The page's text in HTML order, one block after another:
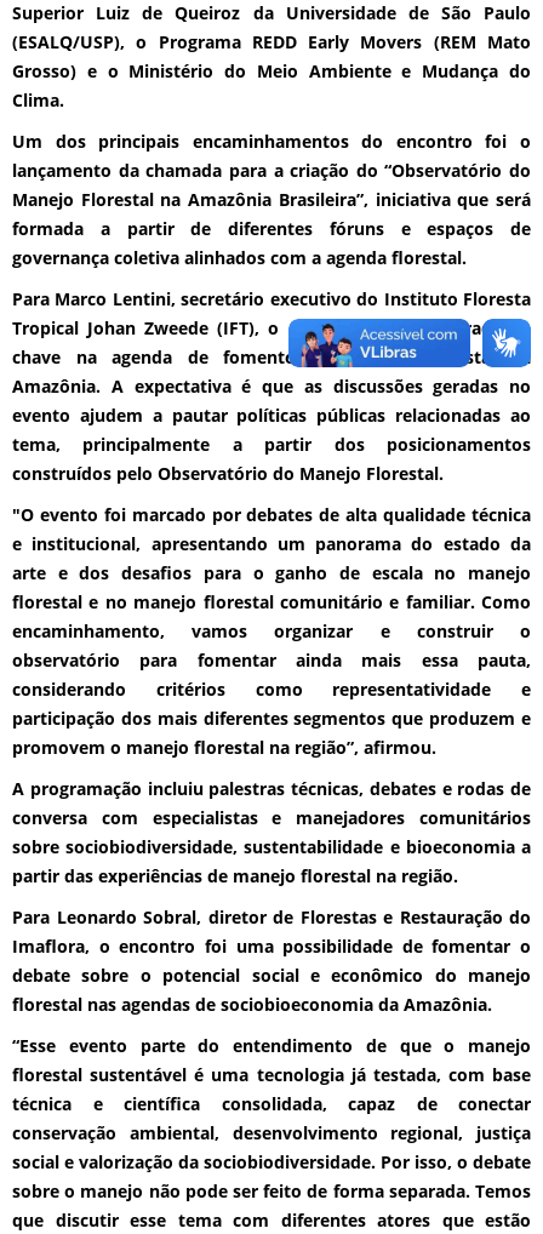
Superior Luiz de Queiroz da Universidade de São Paulo
(ESALQ/USP), o Programa REDD Early Movers (REM Mato
Grosso) e o Ministério do Meio Ambiente e Mudança do
Clima.
Um dos principais encaminhamentos do encontro foi o
lançamento da chamada para a criação do “Observatório do
Manejo Florestal na Amazônia Brasileira”, iniciativa que será
formada a partir de diferentes fóruns e espaços de
governança coletiva alinhados com a agenda florestal.
Para Marco Lentini, secretário executivo do Instituto Floresta
Tropical Johan Zweede (IFT), o encontro foi uma virada de
chave na agenda de fomento ao manejo florestal da
Amazônia. A expectativa é que as discussões geradas no
evento ajudem a pautar políticas públicas relacionadas ao
tema, principalmente a partir dos posicionamentos
construídos pelo Observatório do Manejo Florestal.
"O evento foi marcado por debates de alta qualidade técnica
e institucional, apresentando um panorama do estado da
arte e dos desafios para o ganho de escala no manejo
florestal e no manejo florestal comunitário e familiar. Como
encaminhamento, vamos organizar e construir o
observatório para fomentar ainda mais essa pauta,
considerando critérios como representatividade e
participação dos mais diferentes segmentos que produzem e
promovem o manejo florestal na região”, afirmou.
A programação incluiu palestras técnicas, debates e rodas de
conversa com especialistas e manejadores comunitários
sobre sociobiodiversidade, sustentabilidade e bioeconomia a
partir das experiências de manejo florestal na região.
Para Leonardo Sobral, diretor de Florestas e Restauração do
Imaflora, o encontro foi uma possibilidade de fomentar o
debate sobre o potencial social e econômico do manejo
florestal nas agendas de sociobioeconomia da Amazônia.
“Esse evento parte do entendimento de que o manejo
florestal sustentável é uma tecnologia já testada, com base
técnica e científica consolidada, capaz de conectar
conservação ambiental, desenvolvimento regional, justiça
social e valorização da sociobiodiversidade. Por isso, o debate
sobre o manejo não pode ser feito de forma separada. Temos
que discutir esse tema com diferentes atores que estão